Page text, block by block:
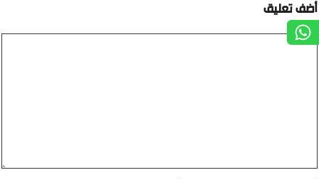
أضف تعليق
تعليق